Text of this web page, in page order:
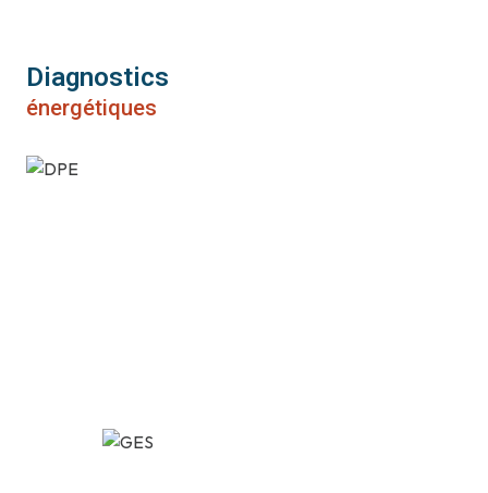
Diagnostics
énergétiques